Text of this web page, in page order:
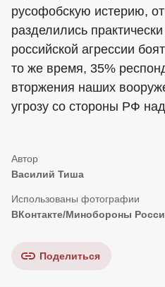
русофобскую истерию,
разделились
российской агрессии
то же время, 35%
вторжения наших
угрозу со стороны РФ
Василий Тиша
ВКонтакте/Минобороны
Поделиться